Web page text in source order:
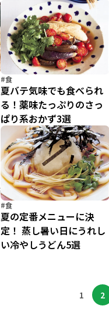
#食
夏バテ気味でも食べられ
る！薬味たっぷりのさっ
ぱり系おかず3選
#食
夏の定番メニューに決
定！ 蒸し暑い日にうれし
い冷やしうどん5選
1 2